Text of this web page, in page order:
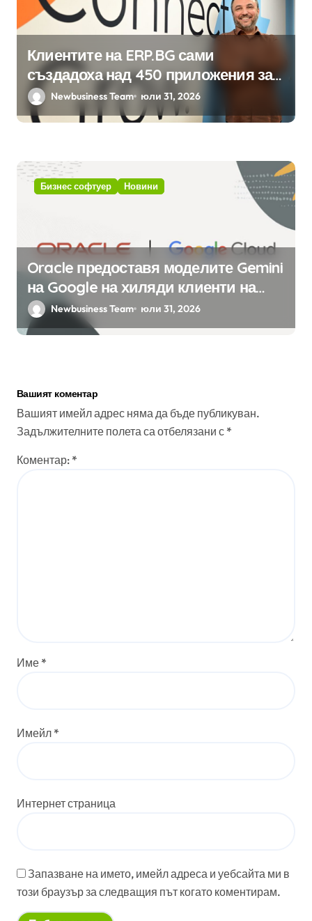
Клиентите на ERP.BG сами
създадоха над 450 приложения за
ERP системата с помощта на
вградения в нея изкуствен
Newbusiness Team юли 31, 2026
Бизнес софтуер Новини
Oracle предоставя моделите Gemini
на Google на хиляди клиенти на
бизнес приложения
Newbusiness Team юли 31, 2026
Вашият коментар
Вашият имейл адрес няма да бъде публикуван.
Задължителните полета са отбелязани с *
Коментар: *
Име *
Имейл *
Интернет страница
Запазване на името, имейл адреса и уебсайта ми в
този браузър за следващия път когато коментирам.